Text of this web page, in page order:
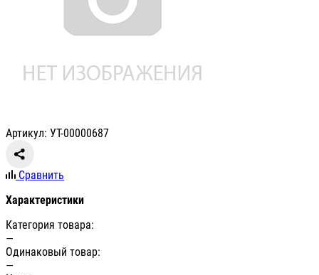
Артикул: УТ-00000687
Сравнить
Характеристики
Категория товара:
—
Одинаковый товар:
—